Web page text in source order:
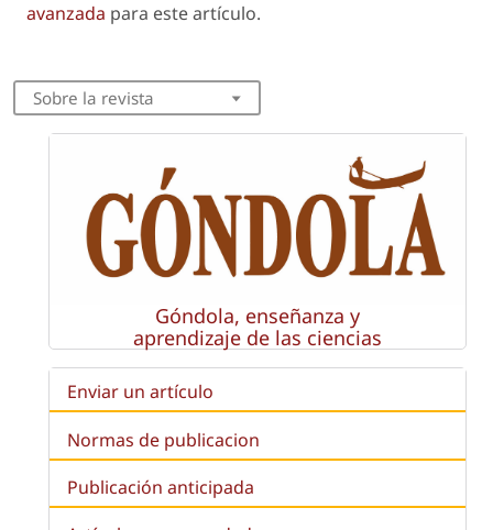
avanzada para este artículo.
Sobre la revista
Góndola, enseñanza y
aprendizaje de las ciencias
Enviar un artículo
Normas de publicacion
Publicación anticipada